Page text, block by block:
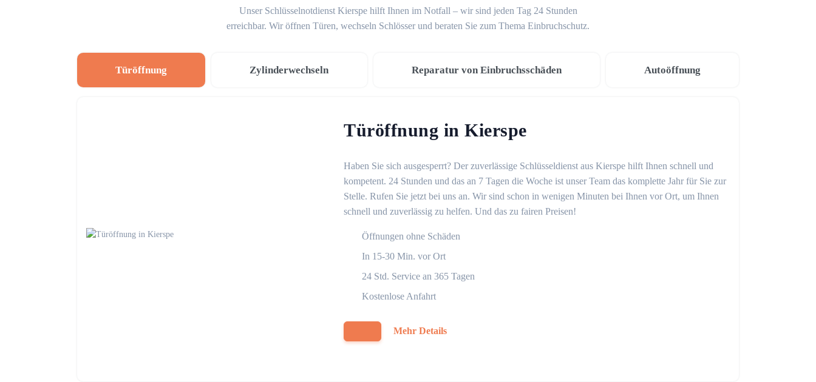
Unser Schlüsselnotdienst Kierspe hilft Ihnen im Notfall – wir sind jeden Tag 24 Stunden
erreichbar. Wir öffnen Türen, wechseln Schlösser und beraten Sie zum Thema Einbruchschutz.
Türöffnung Zylinderwechseln Reparatur von Einbruchsschäden Autoöffnung
Türöffnung in Kierspe
Haben Sie sich ausgesperrt? Der zuverlässige Schlüsseldienst aus Kierspe hilft Ihnen schnell und
kompetent. 24 Stunden und das an 7 Tagen die Woche ist unser Team das komplette Jahr für Sie zur
Stelle. Rufen Sie jetzt bei uns an. Wir sind schon in wenigen Minuten bei Ihnen vor Ort, um Ihnen
schnell und zuverlässig zu helfen. Und das zu fairen Preisen!
Öffnungen ohne Schäden
In 15-30 Min. vor Ort
24 Std. Service an 365 Tagen
Kostenlose Anfahrt
Mehr Details